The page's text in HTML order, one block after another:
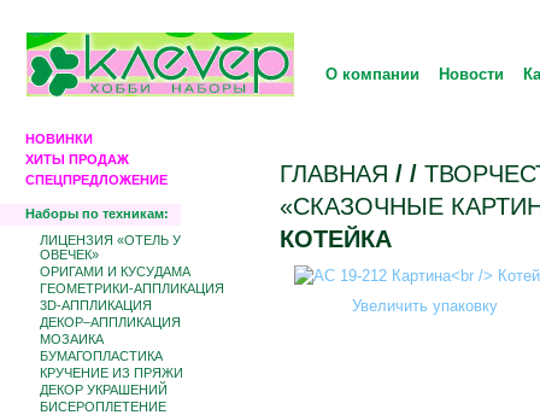
О компании Новости
НОВИНКИ
ХИТЫ ПРОДАЖ
СПЕЦПРЕДЛОЖЕНИЕ
Наборы по техникам:
ЛИЦЕНЗИЯ «ОТЕЛЬ У
ОВЕЧЕК»
ОРИГАМИ И КУСУДАМА
ГЕОМЕТРИКИ-АППЛИКАЦИЯ
3D-АППЛИКАЦИЯ
ДЕКОР–АППЛИКАЦИЯ
МОЗАИКА
БУМАГОПЛАСТИКА
КРУЧЕНИЕ ИЗ ПРЯЖИ
ДЕКОР УКРАШЕНИЙ
БИCЕРОПЛЕТЕНИЕ
ГЛАВНАЯ / /
«СКАЗОЧНЫЕ
КОТЕЙКА
Увеличить упаковку